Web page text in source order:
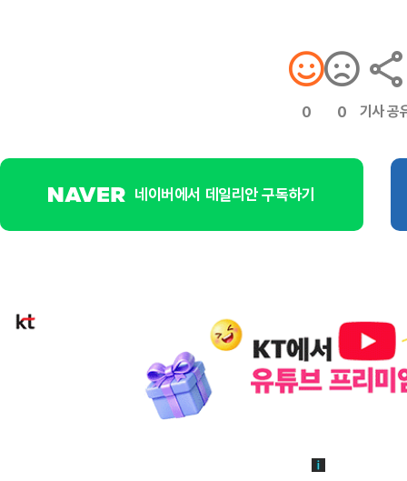
0 0 기사 공
네이버에서 데일리안 구독하기